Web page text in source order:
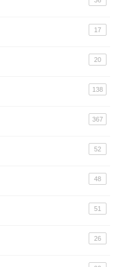
17
20
138
367
52
48
51
26